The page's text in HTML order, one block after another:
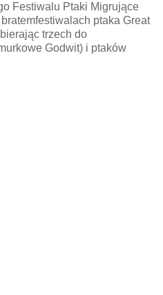
Festiwalu Ptaki Migrujące
ptaka Great
trzech do
Godwit) i ptaków